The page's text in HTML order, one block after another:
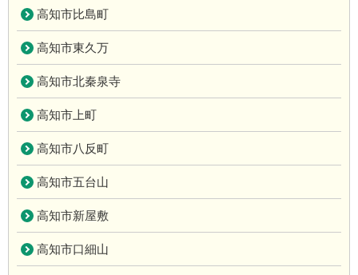
高知市比島町
高知市東久万
高知市北秦泉寺
高知市上町
高知市八反町
高知市五台山
高知市新屋敷
高知市口細山